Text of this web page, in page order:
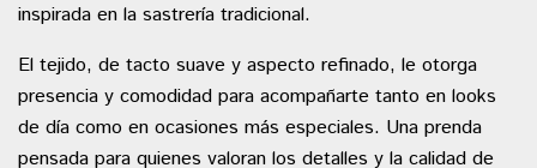
inspirada en la sastrería tradicional.
El tejido, de tacto suave y aspecto refinado, le otorga
presencia y comodidad para acompañarte tanto en looks
de día como en ocasiones más especiales. Una prenda
pensada para quienes valoran los detalles y la calidad de